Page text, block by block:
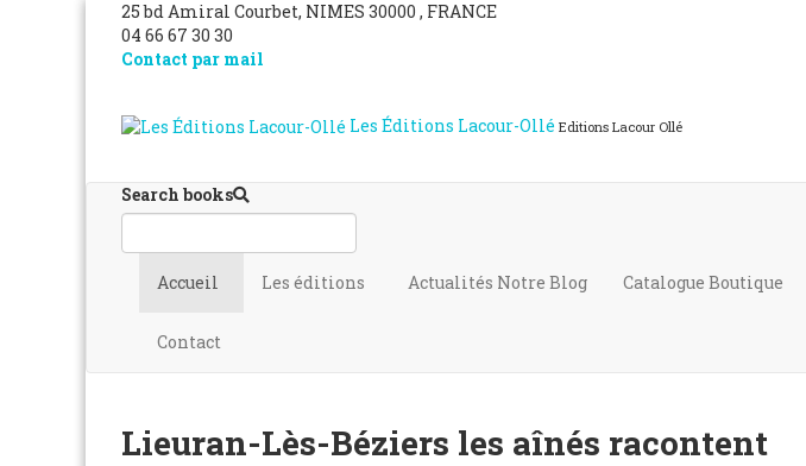
25 bd Amiral Courbet, NIMES 30000 , FRANCE
04 66 67 30 30
Contact par mail
Les Éditions Lacour-Ollé Editions Lacour Ollé
Search books
Accueil Les éditions Actualités Notre Blog Catalogue Boutique
Contact
Lieuran-Lès-Béziers les aînés racontent